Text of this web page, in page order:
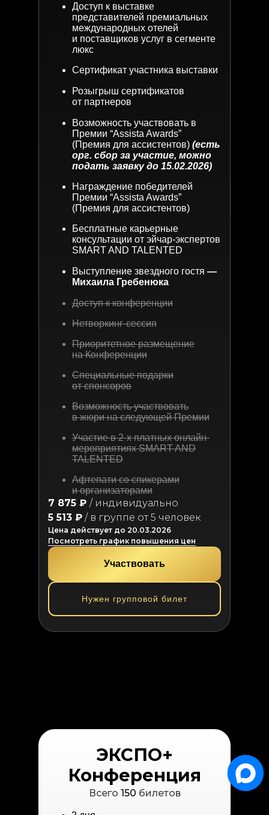
ЭКСПО+
Конференция
Всего 150 билетов
Доступ к выставке
представителей премиальных
международных отелей
и поставщиков услуг в сегменте
люкс
Сертификат участника выставки
Розыгрыш сертификатов
от партнеров
Возможность участвовать в
Премии “Assista Awards”
(Премия для ассистентов) (есть
орг. сбор за участие, можно
подать заявку до 15.02.2026)
Награждение победителей
Премии “Assista Awards”
(Премия для ассистентов)
Бесплатные карьерные
консультации от эйчар-экспертов
SMART AND TALENTED
Выступление звездного гостя —
Михаила Гребенюка
Доступ к конференции
Нетворкинг-сессия
Приоритетное размещение
на Конференции
Специальные подарки
от спонсоров
Возможность участвовать
в жюри на следующей Премии
Участие в 2-х платных онлайн-
мероприятиях SMART AND
TALENTED
Афтепати со спикерами
и организаторами
7 875 ₽ / индивидуально
5 513 ₽ / в группе от 5 человек
Цена действует до 20.03.2026
Посмотреть график повышения цен
Участвовать
Нужен групповой билет